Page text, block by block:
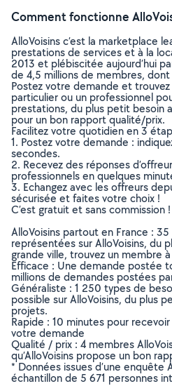
Comment fonctionne
AlloVoisins c’est la marketplace
prestations de services et à la
2013 et plébiscitée aujourd’hui
de 4,5 millions de membres,
Postez votre demande et
particulier ou un professionnel
prestations, du plus petit besoin
pour un bon rapport qualité/prix.
Facilitez votre quotidien en 3
1. Postez votre demande :
secondes.
2. Recevez des réponses
professionnels en quelques
3. Echangez avec les offreurs
sécurisée et faites votre choix !
C’est gratuit et sans commission !
AlloVoisins partout en France :
représentées sur AlloVoisins, du
grande ville, trouvez un membre
Efficace : Une demande postée
millions de demandes postées
Généraliste : 1 250 types de
possible sur AlloVoisins, du plus
projets.
Rapide : 10 minutes pour
votre demande
Qualité / prix : 4 membres
qu’AlloVoisins propose un bon
* Données issues d’une enquête
échantillon de 5 671 personnes